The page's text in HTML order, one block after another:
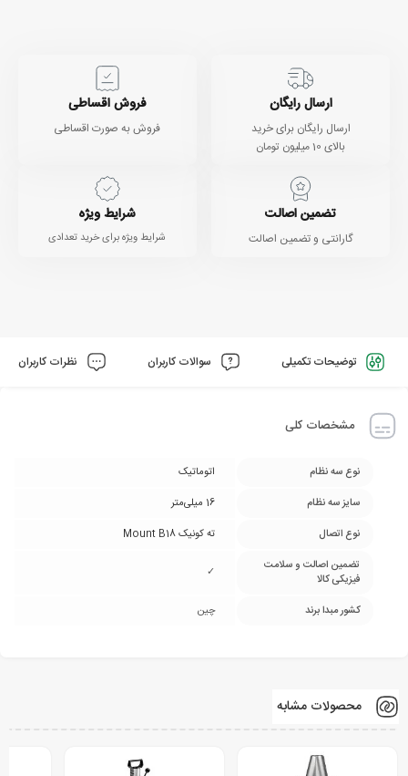
ارسال رایگان
ارسال رایگان برای خرید
بالای 10 میلیون تومان
فروش اقساطی
فروش به صورت اقساطی
تضمین اصالت
گارانتی و تضمین اصالت
شرایط ویژه
شرایط ویژه برای خرید تعدادی
توضیحات تکمیلی سوالات کاربران نظرات کاربران
مشخصات کلی
نوع سه نظام
اتوماتیک
سایز سه نظام
16 میلی‌متر
نوع اتصال
ته کونیک Mount B18
تضمین اصالت و سلامت
فیزیکی کالا
✓
کشور مبدا برند چین
محصولات مشابه